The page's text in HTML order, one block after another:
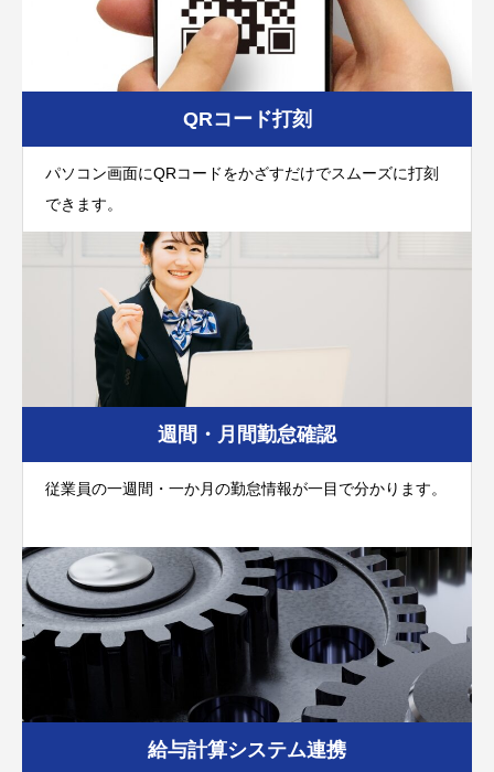
QRコード打刻
パソコン画面にQRコードをかざすだけでスムーズに打刻
できます。
週間・月間勤怠確認
従業員の一週間・一か月の勤怠情報が一目で分かります。
給与計算システム連携